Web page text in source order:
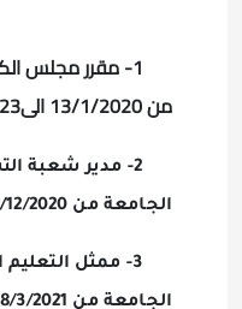
مقرر مجلس
من 13/1/2020 الى19/2/2023.
2- مدير شعبة
الجامعة من 2/12/2020 الى 10/5/2021
3- ممثل التعليم
الجامعة من 18/3/2021 الى19/2/2023.